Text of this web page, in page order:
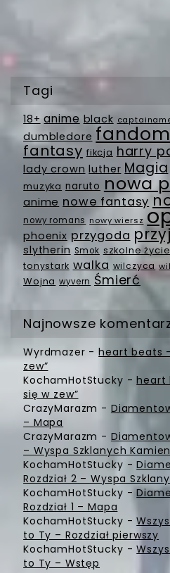
Tagi
18+ anime black
dumbledore fandom
fantasy fikcja harry
lady crown luther Magia
muzyka naruto nowa
anime nowe fantasy
nowy romans nowy wiersz
phoenix przygoda
slytherin Smok szkolne życie
tonystark walka wilczyca
Wojna wyvern Śmierć
Najnowsze
Wyrdmazer -heart beats
zew”
KochamHotStucky -heart
się w zew”
CrazyMarazm -
– Mapa
CrazyMarazm -
– Wyspa Szklanych
KochamHotStucky -
Rozdział 2 – Wyspa
KochamHotStucky -
Rozdział 1 – Mapa
KochamHotStucky -
to Ty – Rozdział pierwszy
KochamHotStucky -
to Ty – Wstęp